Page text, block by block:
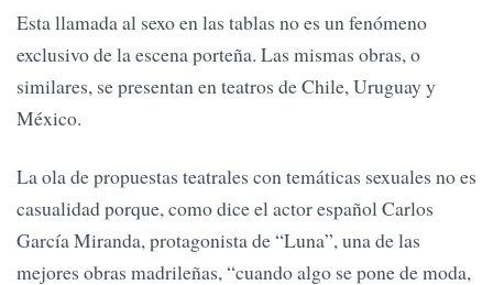
Esta llamada al sexo en las tablas no es un fenómeno
exclusivo de la escena porteña. Las mismas obras, o
similares, se presentan en teatros de Chile, Uruguay y
México.
La ola de propuestas teatrales con temáticas sexuales no es
casualidad porque, como dice el actor español Carlos
García Miranda, protagonista de “Luna”, una de las
mejores obras madrileñas, “cuando algo se pone de moda,